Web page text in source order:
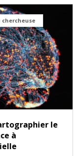
le
à